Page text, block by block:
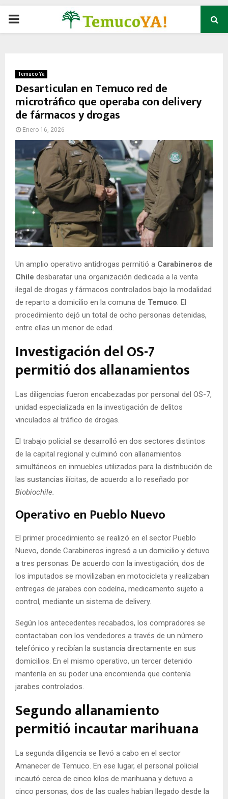
P
M
A
R
Y
M
E
N
U
Temuco Ya
Desarticulan en Temuco red de
microtráfico que operaba con delivery
de fármacos y drogas
Enero 16, 2026
Un amplio operativo antidrogas permitió a Carabineros de
Chile desbaratar una organización dedicada a la venta
ilegal de drogas y fármacos controlados bajo la modalidad
de reparto a domicilio en la comuna de Temuco. El
procedimiento dejó un total de ocho personas detenidas,
entre ellas un menor de edad.
Investigación del OS-7
permitió dos allanamientos
Las diligencias fueron encabezadas por personal del OS-7,
unidad especializada en la investigación de delitos
vinculados al tráfico de drogas.
El trabajo policial se desarrolló en dos sectores distintos
de la capital regional y culminó con allanamientos
simultáneos en inmuebles utilizados para la distribución de
las sustancias ilícitas, de acuerdo a lo reseñado por
Biobiochile.
Operativo en Pueblo Nuevo
El primer procedimiento se realizó en el sector Pueblo
Nuevo, donde Carabineros ingresó a un domicilio y detuvo
a tres personas. De acuerdo con la investigación, dos de
los imputados se movilizaban en motocicleta y realizaban
entregas de jarabes con codeína, medicamento sujeto a
control, mediante un sistema de delivery.
Según los antecedentes recabados, los compradores se
contactaban con los vendedores a través de un número
telefónico y recibían la sustancia directamente en sus
domicilios. En el mismo operativo, un tercer detenido
mantenía en su poder una encomienda que contenía
jarabes controlados.
Segundo allanamiento
permitió incautar marihuana
La segunda diligencia se llevó a cabo en el sector
Amanecer de Temuco. En ese lugar, el personal policial
incautó cerca de cinco kilos de marihuana y detuvo a
cinco personas, dos de las cuales habían llegado desde la